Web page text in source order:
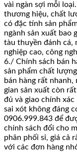
vài ngàn sợi mỗi
thương hiệu, chất
có đặc tính sản
ngành sản xuất bao
tàu thuyền đánh cá,
nghiệp cao, công
6./ Chính sách bán
sản phẩm chất
bán hàng rất
gian sản xuất còn
đủ và giao chính
sai xót không đáng
0906.999.843 để
chính sách đổi cho
phân phối sỉ, giá cả
với các đơn hàng